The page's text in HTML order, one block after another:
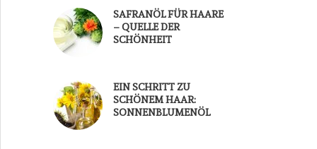
SAFRANÖL FÜR HAARE
– QUELLE DER
SCHÖNHEIT
EIN SCHRITT ZU
SCHÖNEM HAAR:
SONNENBLUMENÖL